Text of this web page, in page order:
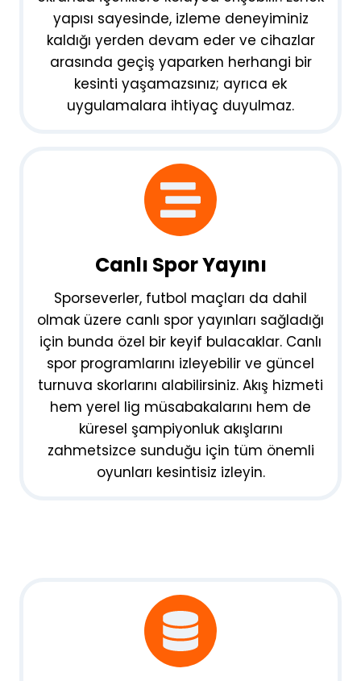
yapısı sayesinde, izleme deneyiminiz
kaldığı yerden devam eder ve cihazlar
arasında geçiş yaparken herhangi bir
kesinti yaşamazsınız; ayrıca ek
uygulamalara ihtiyaç duyulmaz.
Canlı Spor Yayını
Sporseverler, futbol maçları da dahil
olmak üzere canlı spor yayınları sağladığı
için bunda özel bir keyif bulacaklar. Canlı
spor programlarını izleyebilir ve güncel
turnuva skorlarını alabilirsiniz. Akış hizmeti
hem yerel lig müsabakalarını hem de
küresel şampiyonluk akışlarını
zahmetsizce sunduğu için tüm önemli
oyunları kesintisiz izleyin.